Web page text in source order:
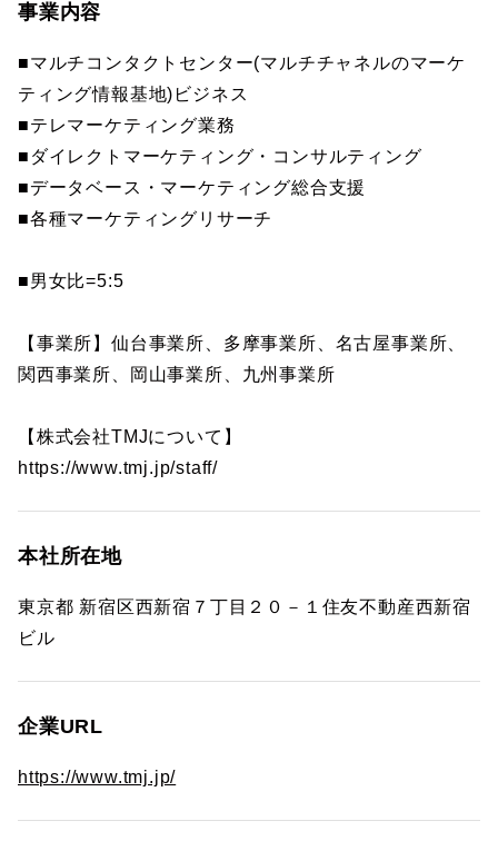
事業内容
■マルチコンタクトセンター(マルチチャネルのマーケ
ティング情報基地)ビジネス
■テレマーケティング業務
■ダイレクトマーケティング・コンサルティング
■データベース・マーケティング総合支援
■各種マーケティングリサーチ
■男女比=5:5
【事業所】仙台事業所、多摩事業所、名古屋事業所、
関西事業所、岡山事業所、九州事業所
【株式会社TMJについて】
https://www.tmj.jp/staff/
本社所在地
東京都 新宿区西新宿７丁目２０－１住友不動産西新宿
ビル
企業URL
https://www.tmj.jp/